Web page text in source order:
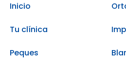
Inicio
Tu clínica
Peques